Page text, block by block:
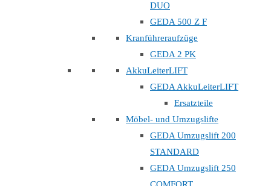
DUO
GEDA 500 Z F
Kranführeraufzüge
GEDA 2 PK
AkkuLeiterLIFT
GEDA AkkuLeiterLIFT
Ersatzteile
Möbel- und Umzugslifte
GEDA Umzugslift 200
STANDARD
GEDA Umzugslift 250